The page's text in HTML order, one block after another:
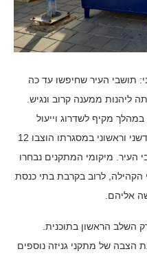
תושבי העיר שחיפשו עד כה
ליהנות ממענה קרוב ונגיש.
מקיף לשדרוג וייעול
שירותי הגניזה בעיר, והשיקו פיילוט חדשני וראשוני במסגרתו הוצבו 12
העיר. מיקומי המתקנים נבחרו
לרוב בקרבת בתי כנסת
אליהם.
השלב הראשון בתוכנית.
הצבה של מתקני גניזה נוספים